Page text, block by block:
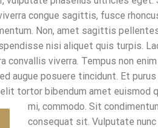
congue sagittis, fusce
Non, amet sagittis
nisi aliquet quis turpis.
viverra. Tempus non
augue posuere tincidunt. Et
tortor bibendum amet euismod
mi, commodo. Sit
consequat sit. Vulputate